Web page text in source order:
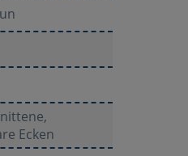
Ecken